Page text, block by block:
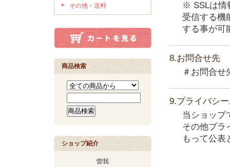
その他・送料
商品検索
ショップ紹介
曽我
※ SSLは情
受信する機
する事が可
8.お問合せ先
＃お問合せ
9.プライバシ
当ショップ
その他プラ
もって公表